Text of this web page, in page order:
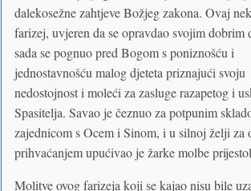
dalekosežne zahtjeve Božjeg zakona. Ovaj
farizej, uvjeren da se opravdao svojim dobrim
sada se pognuo pred Bogom s poniznošću i
jednostavnošću malog djeteta priznajući svoju
nedostojnost i moleći za zasluge razapetog i
Spasitelja. Savao je čeznuo za potpunim
zajednicom s Ocem i Sinom, i u silnoj želji za
prihvaćanjem upućivao je žarke molbe
Molitve ovog farizeja koji se kajao nisu bile